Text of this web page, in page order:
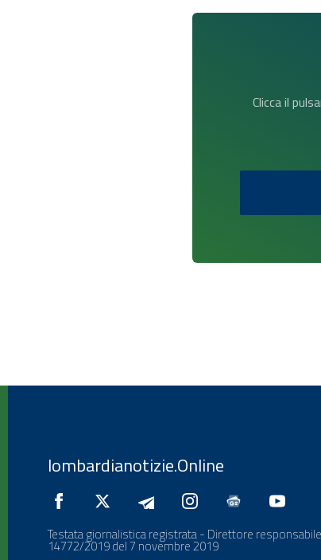
Clicca il
lombardianotizie.Online
Testata giornalistica registrata - Direttore
14772/2019 del 7 novembre 2019